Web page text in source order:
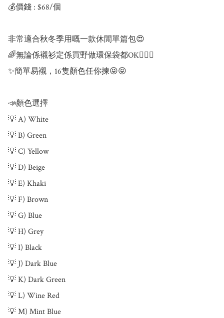
💰價錢 : $68/個
非常適合秋冬季用嘅一款休閒單篇包😍
🌈無論係襯衫定係買野做環保袋都OK🙆🏻‍♀️
✨簡單易襯，16隻顏色任你揀😝😝
📣顏色選擇
💡 A) White
💡 B) Green
💡 C) Yellow
💡 D) Beige
💡 E) Khaki
💡 F) Brown
💡 G) Blue
💡 H) Grey
💡 I) Black
💡 J) Dark Blue
💡 K) Dark Green
💡 L) Wine Red
💡 M) Mint Blue